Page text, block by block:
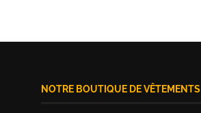
NOTRE BOUTIQUE DE VÊTEMENTS